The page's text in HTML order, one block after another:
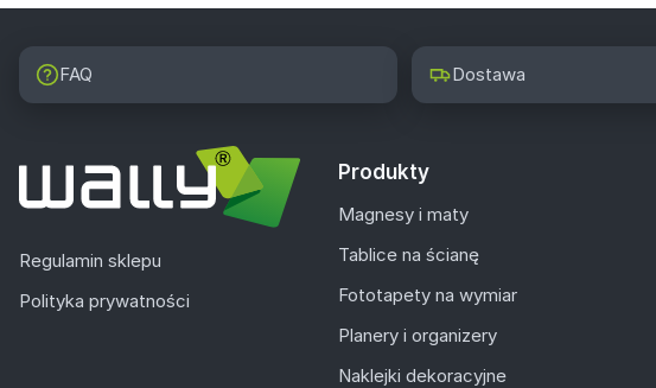
FAQ Dostawa
Regulamin sklepu
Polityka prywatności
Produkty
Magnesy i maty
Tablice na ścianę
Fototapety na wymiar
Planery i organizery
Naklejki dekoracyjne